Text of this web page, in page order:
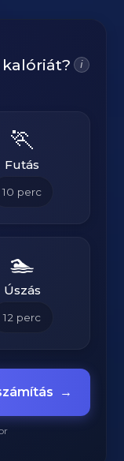
kalóriát? i
🏃
Futás
10 perc
🏊
Úszás
12 perc
→